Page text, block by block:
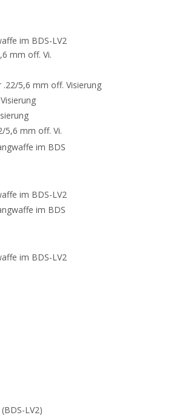
im BDS-LV2
mm off. Vi.
.22/5,6 mm off. Visierung
5,6 mm off. Vi.
im BDS
im BDS-LV2
im BDS
im BDS-LV2
LV2)